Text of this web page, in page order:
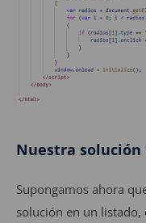
Nuestra
Supongamos ahora
solución en un listado,